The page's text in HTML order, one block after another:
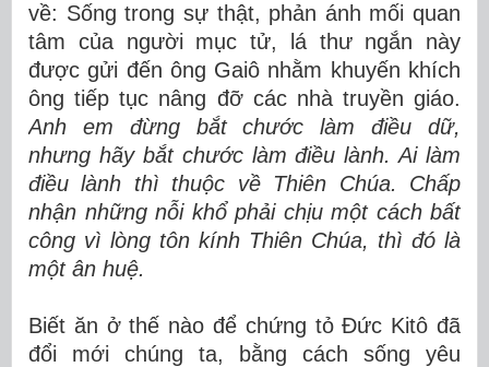
về: Sống trong sự thật, phản ánh mối quan
tâm của người mục tử, lá thư ngắn này
được gửi đến ông Gaiô nhằm khuyến khích
ông tiếp tục nâng đỡ các nhà truyền giáo.
Anh em đừng bắt chước làm điều dữ,
nhưng hãy bắt chước làm điều lành. Ai làm
điều lành thì thuộc về Thiên Chúa. Chấp
nhận những nỗi khổ phải chịu một cách bất
công vì lòng tôn kính Thiên Chúa, thì đó là
một ân huệ.
Biết ăn ở thế nào để chứng tỏ Đức Kitô đã
đổi mới chúng ta, bằng cách sống yêu